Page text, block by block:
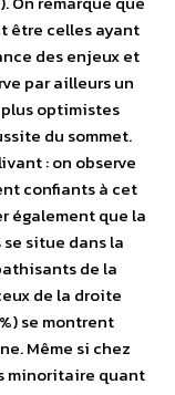
être celles ayant
des enjeux et
par ailleurs un
plus optimistes
du sommet.
: on observe
confiants à cet
également que la
situe dans la
de la
de la droite
se montrent
Même si chez
minoritaire quant